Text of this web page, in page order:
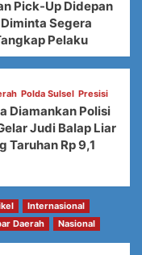
Pick-Up Didepan
Segera
Pelaku
Polda Sulsel Presisi
Diamankan Polisi
Judi Balap Liar
Taruhan Rp 9,1
Internasional
Daerah
Nasional